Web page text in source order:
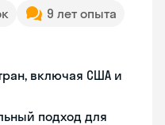
9 лет опыта
включая США и
подход для